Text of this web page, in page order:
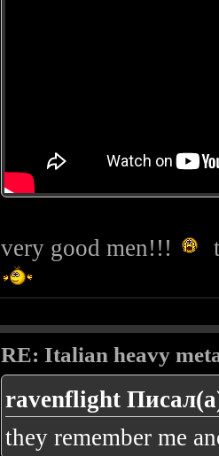
very good men!!!
RE: Italian heavy
ravenflight
they remember me